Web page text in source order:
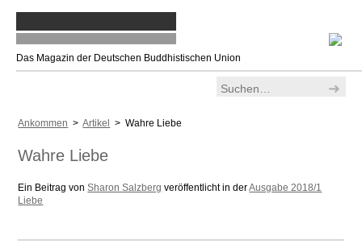
Das Magazin der Deutschen Buddhistischen Union
Ankommen >Artikel > Wahre Liebe
Wahre Liebe
Ein Beitrag vonSharon Salzberg veröffentlicht in derAusgabe 2018/1
Liebe